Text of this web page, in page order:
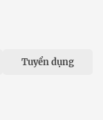
Tuyển dụng